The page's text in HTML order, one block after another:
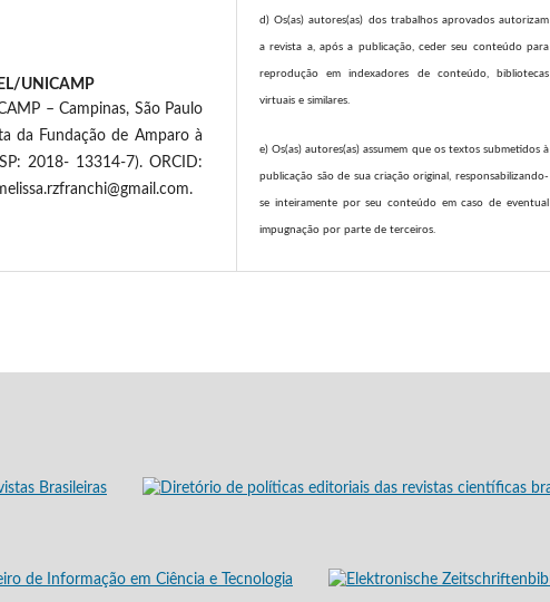
IEL/UNICAMP
– Campinas, São Paulo
da Fundação de Amparo à
2018- 13314-7). ORCID:
d) Os(as) autores(as) dos trabalhos aprovados autorizam
a revista a, após a publicação, ceder seu conteúdo para
reprodução em indexadores de conteúdo, bibliotecas
virtuais e similares.
e) Os(as) autores(as) assumem que os textos submetidos à
publicação são de sua criação original, responsabilizando-
se inteiramente por seu conteúdo em caso de eventual
impugnação por parte de terceiros.